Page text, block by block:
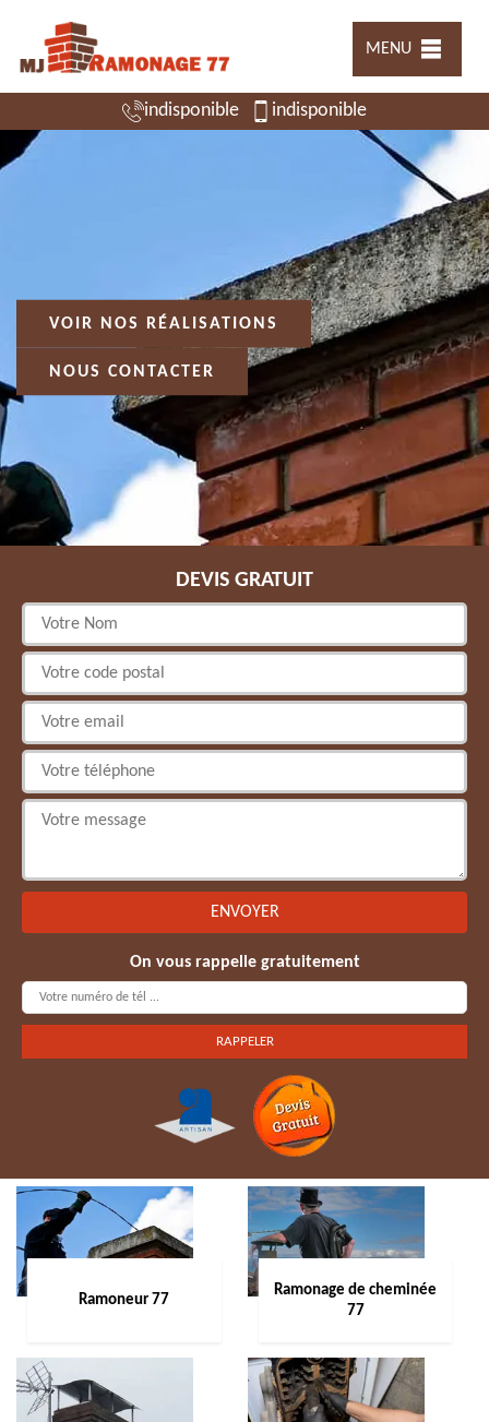
MENU
indisponible indisponible
VOIR NOS RÉALISATIONS
NOUS CONTACTER
DEVIS GRATUIT
On vous rappelle gratuitement
Ramoneur 77
Ramonage de cheminée
77